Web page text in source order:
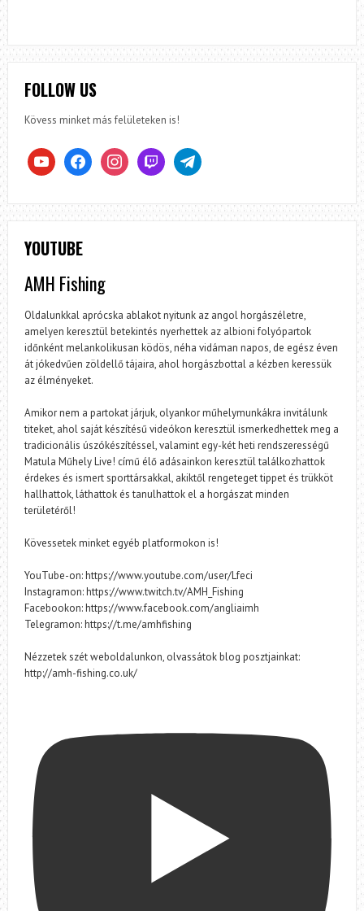
FOLLOW US
Kövess minket más felületeken is!
youtube facebookinstagramtwitch telegram
YOUTUBE
AMH Fishing
Oldalunkkal aprócska ablakot nyitunk az angol horgászéletre,
amelyen keresztül betekintés nyerhettek az albioni folyópartok
időnként melankolikusan ködös, néha vidáman napos, de egész éven
át jókedvűen zöldellő tájaira, ahol horgászbottal a kézben keressük
az élményeket.
Amikor nem a partokat járjuk, olyankor műhelymunkákra invitálunk
titeket, ahol saját készítésű videókon keresztül ismerkedhettek meg a
tradicionális úszókészítéssel, valamint egy-két heti rendszerességű
Matula Műhely Live! című élő adásainkon keresztül találkozhattok
érdekes és ismert sporttársakkal, akiktől rengeteget tippet és trükköt
hallhattok, láthattok és tanulhattok el a horgászat minden
területéről!
Kövessetek minket egyéb platformokon is!
YouTube-on: https://www.youtube.com/user/Lfeci
Instagramon: https://www.twitch.tv/AMH_Fishing
Facebookon: https://www.facebook.com/angliaimh
Telegramon: https://t.me/amhfishing
Nézzetek szét weboldalunkon, olvassátok blog posztjainkat:
http://amh-fishing.co.uk/